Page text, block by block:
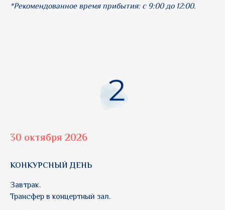
*Рекомендованное время прибытия: с 9:00 до 12:00.
30 октября 2026
КОНКУРСНЫЙ ДЕНЬ
Завтрак.
Трансфер в концертный зал.